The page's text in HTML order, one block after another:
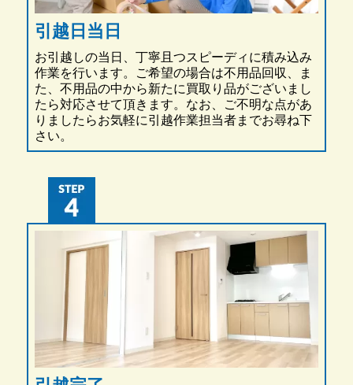
引越日当日
お引越しの当日、丁寧且つスピーディに積み込み
作業を行います。ご希望の場合は不用品回収、ま
た、不用品の中から新たに買取り品がございまし
たら対応させて頂きます。なお、ご不明な点があ
りましたらお気軽に引越作業担当者までお尋ね下
さい。